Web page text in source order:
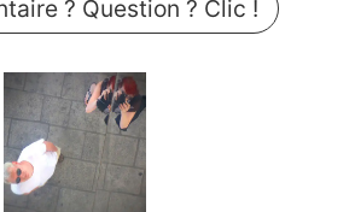
? Question ? Clic !